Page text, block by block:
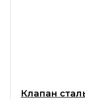
Клапан